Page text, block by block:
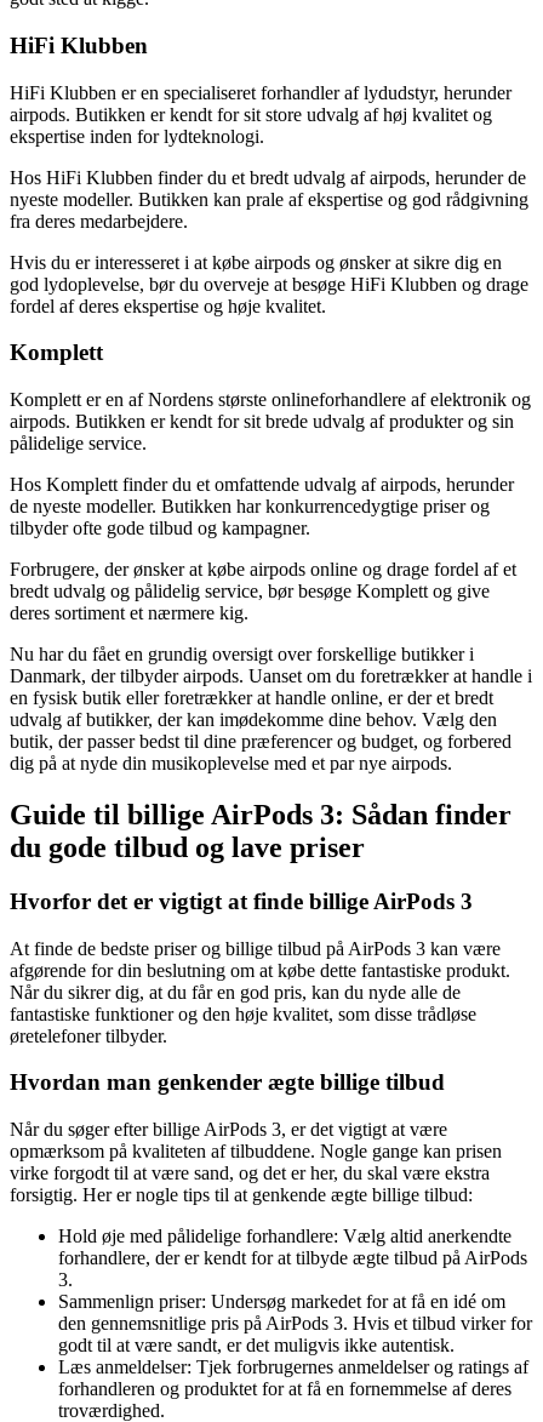
HiFi Klubben
HiFi Klubben er en specialiseret forhandler af lydudstyr, herunder
airpods. Butikken er kendt for sit store udvalg af høj kvalitet og
ekspertise inden for lydteknologi.
Hos HiFi Klubben finder du et bredt udvalg af airpods, herunder de
nyeste modeller. Butikken kan prale af ekspertise og god rådgivning
fra deres medarbejdere.
Hvis du er interesseret i at købe airpods og ønsker at sikre dig en
god lydoplevelse, bør du overveje at besøge HiFi Klubben og drage
fordel af deres ekspertise og høje kvalitet.
Komplett
Komplett er en af Nordens største onlineforhandlere af elektronik og
airpods. Butikken er kendt for sit brede udvalg af produkter og sin
pålidelige service.
Hos Komplett finder du et omfattende udvalg af airpods, herunder
de nyeste modeller. Butikken har konkurrencedygtige priser og
tilbyder ofte gode tilbud og kampagner.
Forbrugere, der ønsker at købe airpods online og drage fordel af et
bredt udvalg og pålidelig service, bør besøge Komplett og give
deres sortiment et nærmere kig.
Nu har du fået en grundig oversigt over forskellige butikker i
Danmark, der tilbyder airpods. Uanset om du foretrækker at handle i
en fysisk butik eller foretrækker at handle online, er der et bredt
udvalg af butikker, der kan imødekomme dine behov. Vælg den
butik, der passer bedst til dine præferencer og budget, og forbered
dig på at nyde din musikoplevelse med et par nye airpods.
Guide til billige AirPods 3: Sådan finder
du gode tilbud og lave priser
Hvorfor det er vigtigt at finde billige AirPods 3
At finde de bedste priser og billige tilbud på AirPods 3 kan være
afgørende for din beslutning om at købe dette fantastiske produkt.
Når du sikrer dig, at du får en god pris, kan du nyde alle de
fantastiske funktioner og den høje kvalitet, som disse trådløse
øretelefoner tilbyder.
Hvordan man genkender ægte billige tilbud
Når du søger efter billige AirPods 3, er det vigtigt at være
opmærksom på kvaliteten af ​​tilbuddene. Nogle gange kan prisen
virke forgodt til at være sand, og det er her, du skal være ekstra
forsigtig. Her er nogle tips til at genkende ægte billige tilbud:
Hold øje med pålidelige forhandlere: Vælg altid anerkendte
forhandlere, der er kendt for at tilbyde ægte tilbud på AirPods
3.
Sammenlign priser: Undersøg markedet for at få en idé om
den gennemsnitlige pris på AirPods 3. Hvis et tilbud virker for
godt til at være sandt, er det muligvis ikke autentisk.
Læs anmeldelser: Tjek forbrugernes anmeldelser og ratings af
forhandleren og produktet for at få en fornemmelse af deres
troværdighed.